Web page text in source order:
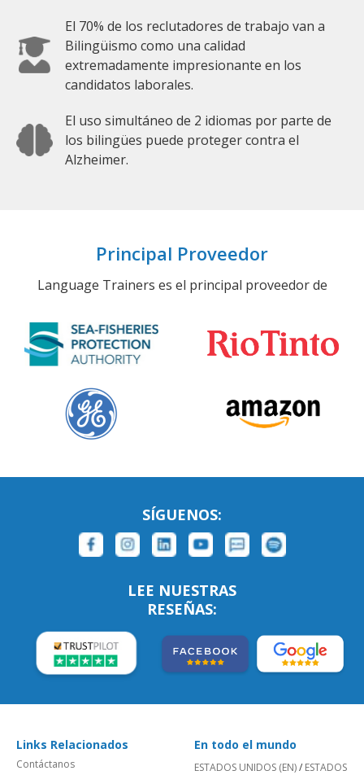
El 70% de los reclutadores de trabajo van a
Bilingüismo como una calidad
extremadamente impresionante en los
candidatos laborales.
El uso simultáneo de 2 idiomas por parte de
los bilingües puede proteger contra el
Alzheimer.
Principal Proveedor
Language Trainers es el principal proveedor de
SÍGUENOS:
LEE NUESTRAS
RESEÑAS:
Links Relacionados
Contáctanos
En todo el mundo
ESTADOS UNIDOS (EN)/ ESTADOS